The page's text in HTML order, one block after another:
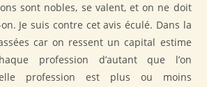
sont nobles, se valent, et on ne doit
Je suis contre cet avis éculé. Dans la
car on ressent un capital estime
profession d’autant que l’on
profession est plus ou moins